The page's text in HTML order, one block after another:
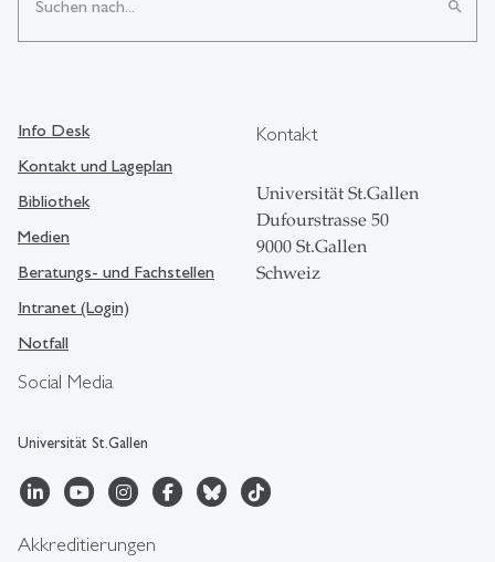
search
Social Media
Universität St.Gallen
Info Desk
Kontakt und Lageplan
Bibliothek
Medien
Beratungs- und Fachstellen
Intranet (Login)
Notfall
Kontakt
Universität St.Gallen
Dufourstrasse 50
9000 St.Gallen
Schweiz
Akkreditierungen